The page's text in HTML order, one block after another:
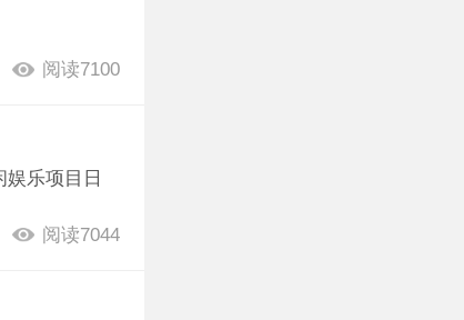
阅读7100
乐项目日
阅读7044